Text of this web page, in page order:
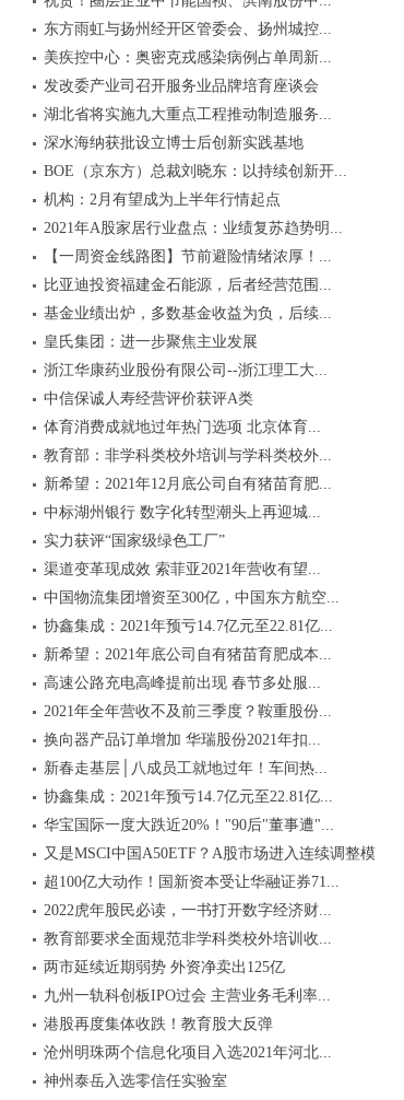
东方雨虹与扬州经开区管委会、扬州城控...
美疾控中心：奥密克戎感染病例占单周新...
发改委产业司召开服务业品牌培育座谈会
湖北省将实施九大重点工程推动制造服务...
深水海纳获批设立博士后创新实践基地
BOE（京东方）总裁刘晓东：以持续创新开...
机构：2月有望成为上半年行情起点
2021年A股家居行业盘点：业绩复苏趋势明...
【一周资金线路图】节前避险情绪浓厚！...
比亚迪投资福建金石能源，后者经营范围...
基金业绩出炉，多数基金收益为负，后续...
皇氏集团：进一步聚焦主业发展
浙江华康药业股份有限公司--浙江理工大...
中信保诚人寿经营评价获评A类
体育消费成就地过年热门选项 北京体育...
教育部：非学科类校外培训与学科类校外...
新希望：2021年12月底公司自有猪苗育肥...
中标湖州银行 数字化转型潮头上再迎城...
实力获评“国家级绿色工厂”
渠道变革现成效 索菲亚2021年营收有望...
中国物流集团增资至300亿，中国东方航空...
协鑫集成：2021年预亏14.7亿元至22.81亿...
新希望：2021年底公司自有猪苗育肥成本...
高速公路充电高峰提前出现 春节多处服...
2021年全年营收不及前三季度？鞍重股份...
换向器产品订单增加 华瑞股份2021年扣...
新春走基层│八成员工就地过年！车间热...
协鑫集成：2021年预亏14.7亿元至22.81亿...
华宝国际一度大跌近20%！"90后"董事遭"...
又是MSCI中国A50ETF？A股市场进入连续调整模
式超100亿大动作！国新资本受让华融证券71...
2022虎年股民必读，一书打开数字经济财...
教育部要求全面规范非学科类校外培训收...
两市延续近期弱势 外资净卖出125亿
九州一轨科创板IPO过会 主营业务毛利率...
港股再度集体收跌！教育股大反弹
沧州明珠两个信息化项目入选2021年河北...
神州泰岳入选零信任实验室